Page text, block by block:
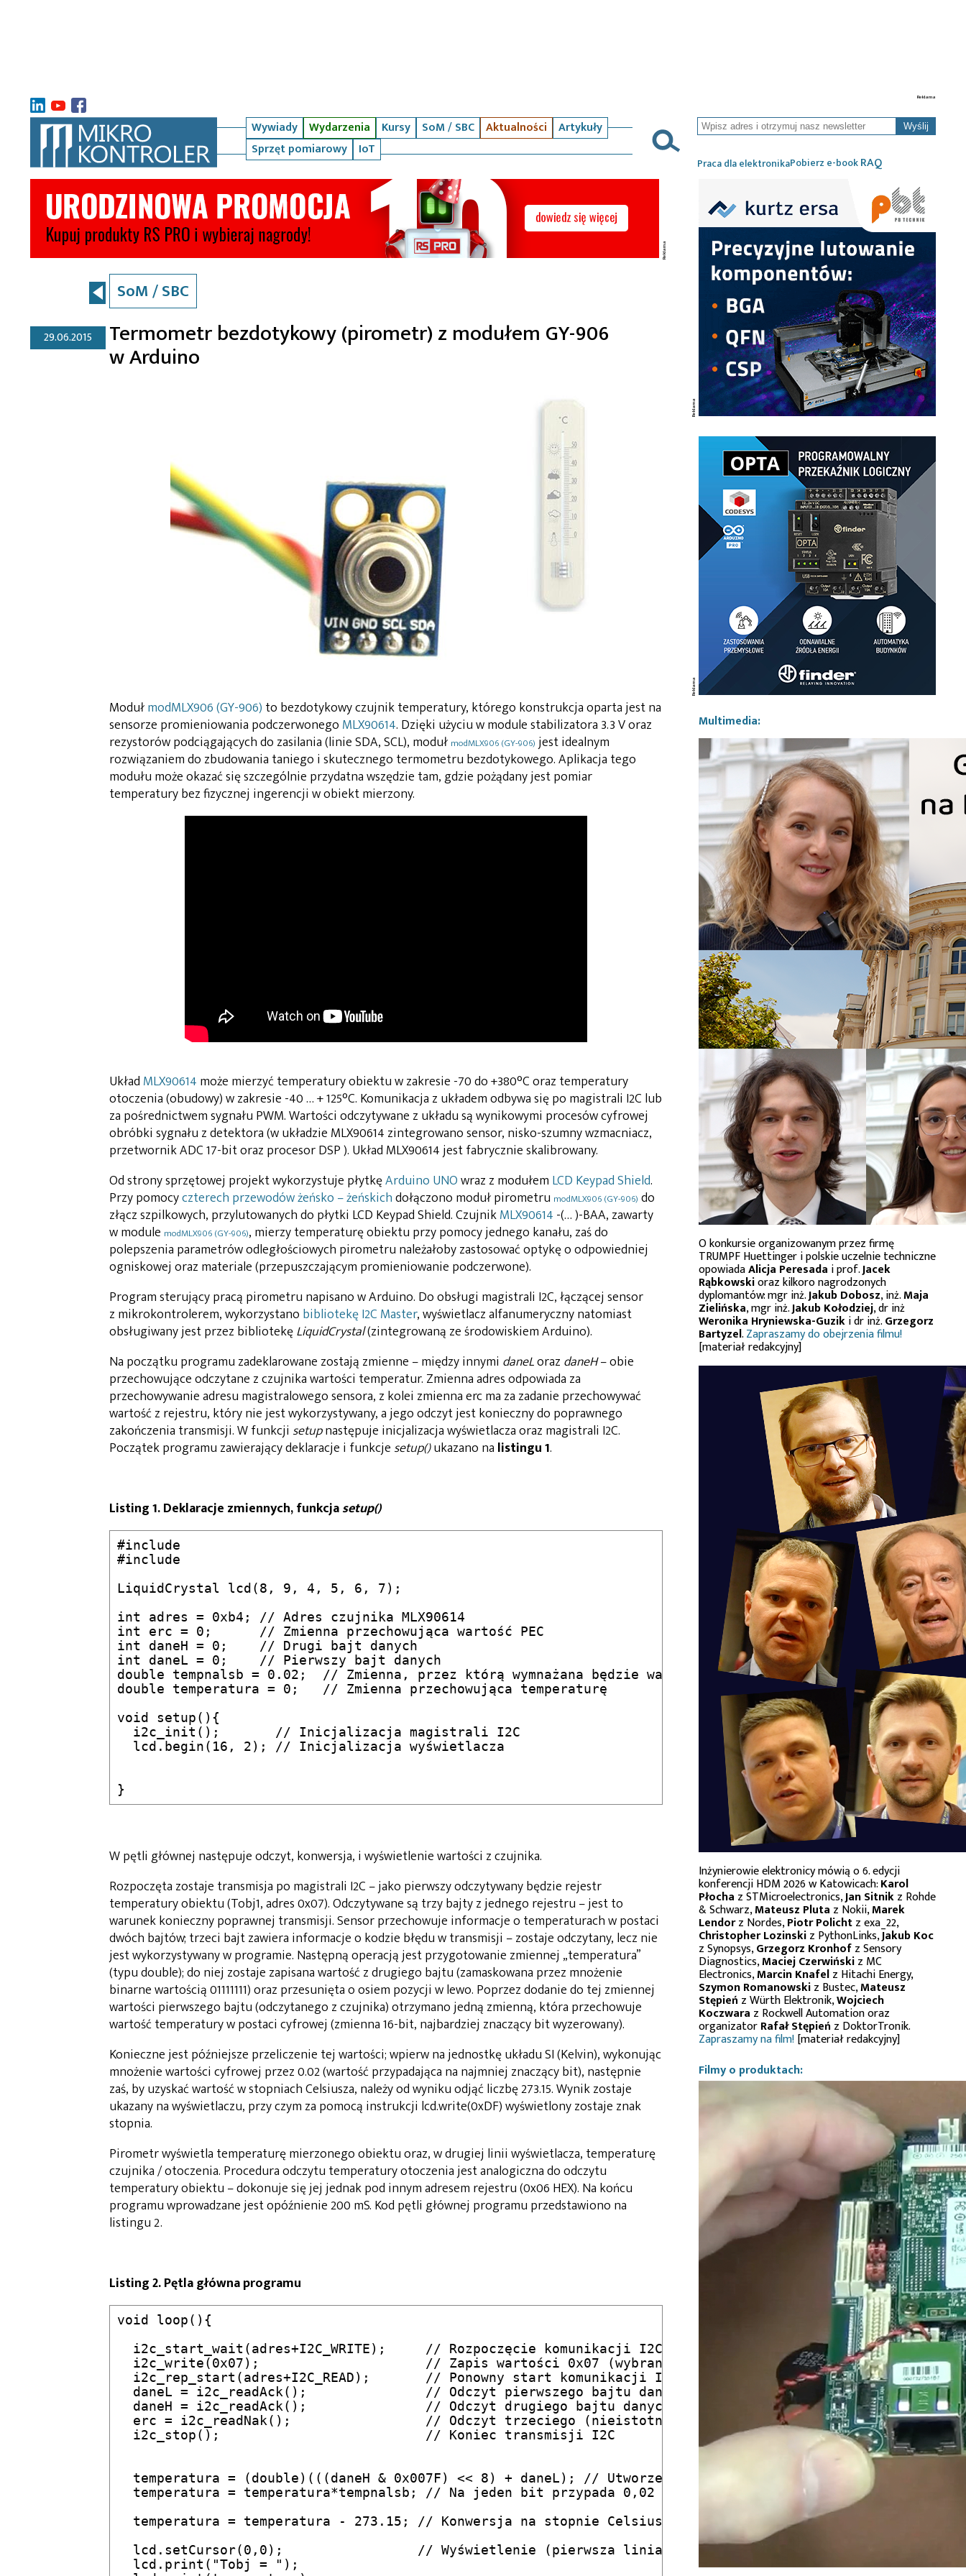
Wywiady Wydarzenia Kursy SoM / SBC Aktualności
Artykuły
Sprzęt pomiarowy
IoT
Wyślij
Praca dla elektronikaPobierz e-bookRAQ
SoM / SBC
29.06.2015 Termometr bezdotykowy (pirometr) z modułem GY-906
w Arduino
ModułmodMLX906 (GY-906) to bezdotykowy czujnik temperatury, którego konstrukcja oparta jest na
sensorze promieniowania podczerwonego MLX90614. Dzięki użyciu w module stabilizatora 3.3 V oraz
rezystorów podciągających do zasilania (linie SDA, SCL), moduł modMLX906 (GY-906) jest idealnym
rozwiązaniem do zbudowania taniego i skutecznego termometru bezdotykowego. Aplikacja tego
modułu może okazać się szczególnie przydatna wszędzie tam, gdzie pożądany jest pomiar
temperatury bez fizycznej ingerencji w obiekt mierzony.
Układ MLX90614 może mierzyć temperatury obiektu w zakresie -70 do +380°C oraz temperatury
otoczenia (obudowy) w zakresie -40 … + 125°C. Komunikacja z układem odbywa się po magistrali I2C lub
za pośrednictwem sygnału PWM. Wartości odczytywane z układu są wynikowymi procesów cyfrowej
obróbki sygnału z detektora (w układzie MLX90614 zintegrowano sensor, nisko-szumny wzmacniacz,
przetwornik ADC 17-bit oraz procesor DSP ). Układ MLX90614 jest fabrycznie skalibrowany.
Od strony sprzętowej projekt wykorzystuje płytkęArduino UNOwraz z modułem LCD Keypad Shield.
Przy pomocyczterech przewodów żeńsko – żeńskichdołączono moduł pirometru modMLX906 (GY-906) do
złącz szpilkowych, przylutowanych do płytki LCD Keypad Shield. CzujnikMLX90614 -(… )-BAA, zawarty
w module modMLX906 (GY-906), mierzy temperaturę obiektu przy pomocy jednego kanału, zaś do
polepszenia parametrów odległościowych pirometru należałoby zastosować optykę o odpowiedniej
ogniskowej oraz materiale (przepuszczającym promieniowanie podczerwone).
Program sterujący pracą pirometru napisano w Arduino. Do obsługi magistrali I2C, łączącej sensor
z mikrokontrolerem, wykorzystano bibliotekę I2C Master, wyświetlacz alfanumeryczny natomiast
obsługiwany jest przez bibliotekęLiquidCrystal(zintegrowaną ze środowiskiem Arduino).
Na początku programu zadeklarowane zostają zmienne – między innymi daneLoraz daneH– obie
przechowujące odczytane z czujnika wartości temperatur. Zmiennaadresodpowiada za
przechowywanie adresu magistralowego sensora, z kolei zmiennaercma za zadanie przechowywać
wartość z rejestru, który nie jest wykorzystywany, a jego odczyt jest konieczny do poprawnego
zakończenia transmisji. W funkcji setupnastępuje inicjalizacja wyświetlacza oraz magistrali I2C.
Początek programu zawierający deklaracje i funkcje setup()ukazano na listingu 1.
Listing 1. Deklaracje zmiennych, funkcjasetup()
#include
#include
LiquidCrystal lcd(8, 9, 4, 5, 6, 7);
int adres = 0xb4; // Adres czujnika MLX90614
int erc = 0;      // Zmienna przechowująca wartość PEC
int daneH = 0;    // Drugi bajt danych
int daneL = 0;    // Pierwszy bajt danych
double tempnalsb = 0.02;  // Zmienna, przez którą wymnażana będzie wartość cyfrowa
double temperatura = 0;   // Zmienna przechowująca temperaturę
void setup(){
  i2c_init();       // Inicjalizacja magistrali I2C
  lcd.begin(16, 2); // Inicjalizacja wyświetlacza
W pętli głównej następuje odczyt, konwersja, i wyświetlenie wartości z czujnika.
Rozpoczęta zostaje transmisja po magistrali I2C – jako pierwszy odczytywany będzie rejestr
temperatury obiektu (Tobj1, adres 0x07). Odczytywane są trzy bajty z jednego rejestru – jest to
warunek konieczny poprawnej transmisji. Sensor przechowuje informacje o temperaturach w postaci
dwóch bajtów; trzeci bajt zawiera informacje o kodzie błędu w transmisji – zostaje odczytany, lecz nie
jest wykorzystywany w programie. Następną operacją jest przygotowanie zmiennej „temperatura”
(typu double); do niej zostaje zapisana wartość z drugiego bajtu (zamaskowana przez mnożenie
binarne wartością 01111111) oraz przesunięta o osiem pozycji w lewo. Poprzez dodanie do tej zmiennej
wartości pierwszego bajtu (odczytanego z czujnika) otrzymano jedną zmienną, która przechowuje
wartość temperatury w postaci cyfrowej (zmienna 16-bit, najbardziej znaczący bit wyzerowany).
Konieczne jest późniejsze przeliczenie tej wartości; wpierw na jednostkę układu SI (Kelvin), wykonując
mnożenie wartości cyfrowej przez 0.02 (wartość przypadająca na najmniej znaczący bit), następnie
zaś, by uzyskać wartość w stopniach Celsiusza, należy od wyniku odjąć liczbę 273.15. Wynik zostaje
ukazany na wyświetlaczu, przy czym za pomocą instrukcji lcd.write(0xDF) wyświetlony zostaje znak
stopnia.
Pirometr wyświetla temperaturę mierzonego obiektu oraz, w drugiej linii wyświetlacza, temperaturę
czujnika / otoczenia. Procedura odczytu temperatury otoczenia jest analogiczna do odczytu
temperatury obiektu – dokonuje się jej jednak pod innym adresem rejestru (0x06 HEX). Na końcu
programu wprowadzane jest opóźnienie 200 mS. Kod pętli głównej programu przedstawiono na
listingu 2.
Listing 2. Pętla główna programu
void loop(){
  i2c_start_wait(adres+I2C_WRITE);     // Rozpoczęcie komunikacji I2C w trybie zapisu
  i2c_write(0x07);                     // Zapis wartości 0x07 (wybranie rejestru Tobj1)
  i2c_rep_start(adres+I2C_READ);       // Ponowny start komunikacji I2C pod adresem do odczytu
  daneL = i2c_readAck();               // Odczyt pierwszego bajtu danych
  daneH = i2c_readAck();               // Odczyt drugiego bajtu danych
  erc = i2c_readNak();                 // Odczyt trzeciego (nieistotnego) bajtu danych
  i2c_stop();                          // Koniec transmisji I2C
temperatura = (double)(((daneH & 0x007F) << 8) + daneL); // Utworzenie 16-sto bitowej zmiennej
temperatura = temperatura*tempnalsb; // Na jeden bit przypada 0,02 K, wynikiem tej operacji jest
  temperatura = temperatura - 273.15; // Konwersja na stopnie Celsiusza
  lcd.setCursor(0,0);                 // Wyświetlenie (pierwsza linia LCD)
  lcd.print("Tobj = ");
Multimedia:
O konkursie organizowanym przez firmę
TRUMPF Huettinger i polskie uczelnie techniczne
opowiadaAlicja Peresada i prof.Jacek
Rąbkowskioraz kilkoro nagrodzonych
dyplomantów: mgr inż.Jakub Dobosz, inż.Maja
Zielińska, mgr inż.Jakub Kołodziej, dr inż
Weronika Hryniewska-Guziki dr inż.Grzegorz
Bartyzel.Zapraszamy do obejrzenia filmu!
[materiał redakcyjny]
Inżynierowie elektronicy mówią o 6. edycji
konferencji HDM 2026 w Katowicach:Karol
Płocha z STMicroelectronics,Jan Sitnikz Rohde
& Schwarz,Mateusz Pluta z Nokii,Marek
Lendorz Nordes,Piotr Polichtz exa_22,
Christopher Lozinskiz PythonLinks,Jakub Koc
z Synopsys,Grzegorz Kronhofz Sensory
Diagnostics,Maciej Czerwińskiz MC
Electronics,Marcin Knafelz Hitachi Energy,
Szymon Romanowskiz Bustec,Mateusz
Stępień z Würth Elektronik,Wojciech
Koczwara z Rockwell Automation oraz
organizatorRafał Stępień z DoktorTronik.
Zapraszamy na film![materiał redakcyjny]
Filmy o produktach: